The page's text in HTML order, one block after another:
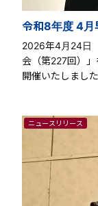
令和8年度 4月
2026年4月24日
会（第227回）
開催いたしました
ニュースリリース